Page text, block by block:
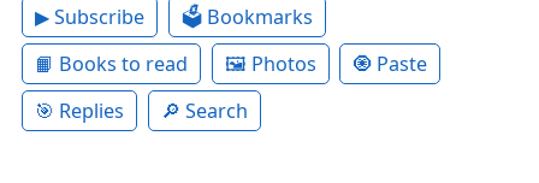
▶ Subscribe
🗳 Bookmarks
📙 Books to read
🖼 Photos
🧿 Paste
🎯 Replies
🔎 Search